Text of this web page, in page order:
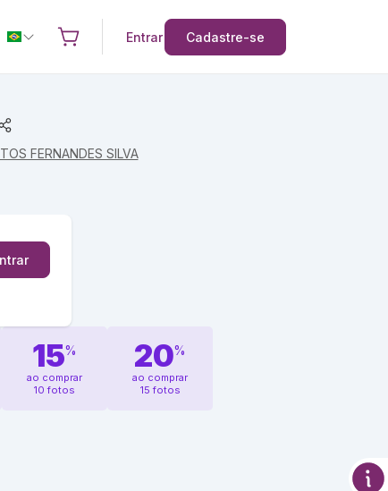
Entrar Cadastre-se
FERNANDES SILVA
15%
ao comprar
10 fotos
20%
ao comprar
15 fotos